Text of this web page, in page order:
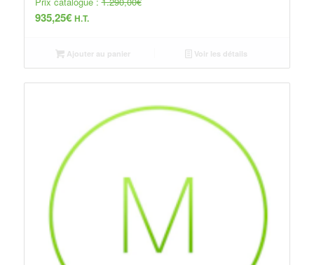
935,25€ H.T.
Ajouter au panier Voir les détails